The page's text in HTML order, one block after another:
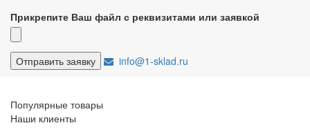
Прикрепите Ваш файл с реквизитами или заявкой
info@1-sklad.ru
Популярные товары
Наши клиенты